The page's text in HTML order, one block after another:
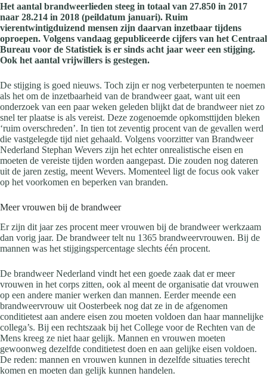
Het aantal brandweerlieden steeg in totaal van 27.850 in 2017
naar 28.214 in 2018 (peildatum januari). Ruim
vierentwintigduizend mensen zijn daarvan inzetbaar tijdens
oproepen. Volgens vandaag gepubliceerde cijfers van het Centraal
Bureau voor de Statistiek is er sinds acht jaar weer een stijging.
Ook het aantal vrijwillers is gestegen.
De stijging is goed nieuws. Toch zijn er nog verbeterpunten te noemen
als het om de inzetbaarheid van de brandweer gaat, want uit een
onderzoek van een paar weken geleden blijkt dat de brandweer niet zo
snel ter plaatse is als vereist. Deze zogenoemde opkomsttijden bleken
‘ruim overschreden’. In tien tot zeventig procent van de gevallen werd
die vastgelegde tijd niet gehaald. Volgens voorzitter van Brandweer
Nederland Stephan Wevers zijn het echter onrealistische eisen en
moeten de vereiste tijden worden aangepast. Die zouden nog dateren
uit de jaren zestig, meent Wevers. Momenteel ligt de focus ook vaker
op het voorkomen en beperken van branden.
Meer vrouwen bij de brandweer
Er zijn dit jaar zes procent meer vrouwen bij de brandweer werkzaam
dan vorig jaar. De brandweer telt nu 1365 brandweervrouwen. Bij de
mannen was het stijgingspercentage slechts één procent.
De brandweer Nederland vindt het een goede zaak dat er meer
vrouwen in het corps zitten, ook al meent de organisatie dat vrouwen
op een andere manier werken dan mannen. Eerder meende een
brandweervrouw uit Oosterbeek nog dat ze in de afgenomen
conditietest aan andere eisen zou moeten voldoen dan haar mannelijke
collega’s. Bij een rechtszaak bij het College voor de Rechten van de
Mens kreeg ze niet haar gelijk. Mannen en vrouwen moeten
gewoonweg dezelfde conditietest doen en aan gelijke eisen voldoen.
De reden: mannen en vrouwen kunnen in dezelfde situaties terecht
komen en moeten dan gelijk kunnen handelen.